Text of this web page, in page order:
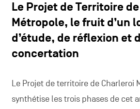
Le Projet de Territoire
Métropole, le fruit d’un
d’étude, de réflexion et
concertation
Le Projet de territoire de Charleroi
synthétise les trois phases de cet